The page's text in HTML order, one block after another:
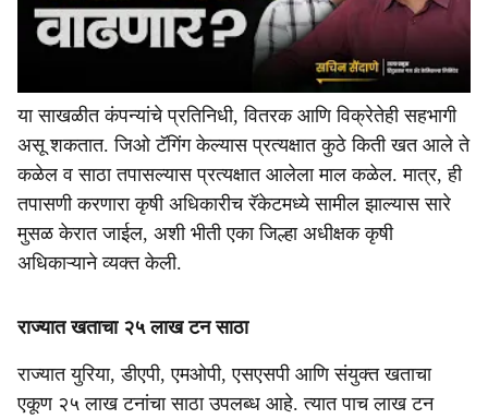
या साखळीत कंपन्यांचे प्रतिनिधी, वितरक आणि विक्रेतेही सहभागी
असू शकतात. जिओ टॅगिंग केल्यास प्रत्यक्षात कुठे किती खत आले ते
कळेल व साठा तपासल्यास प्रत्यक्षात आलेला माल कळेल. मात्र, ही
तपासणी करणारा कृषी अधिकारीच रॅकेटमध्ये सामील झाल्यास सारे
मुसळ केरात जाईल, अशी भीती एका जिल्हा अधीक्षक कृषी
अधिकाऱ्याने व्यक्त केली.
राज्यात खताचा २५ लाख टन साठा
राज्यात युरिया, डीएपी, एमओपी, एसएसपी आणि संयुक्त खताचा
एकूण २५ लाख टनांचा साठा उपलब्ध आहे. त्यात पाच लाख टन